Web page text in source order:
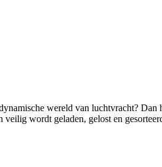
wereld van luchtvracht?
wordt geladen, gelost en